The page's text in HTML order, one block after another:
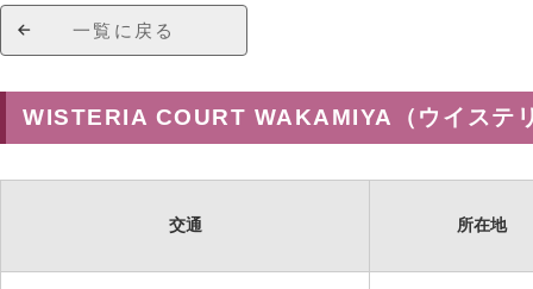
一覧に戻る
WISTERIA COURT WAKAMIYA（ウイステ
交通 所在地